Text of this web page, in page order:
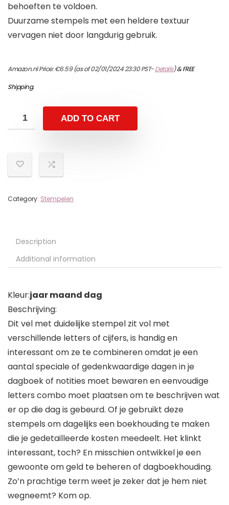
behoeften te voldoen.
Duurzame stempels met een heldere textuur
vervagen niet door langdurig gebruik.
Amazon.nl Price:€6.59(as of 02/01/2024 23:30 PST-Details)&FREE
Shipping.
ADD TO CART
Category: Stempelen
Description
Additional information
Kleur:jaar maand dag
Beschrijving:
Dit vel met duidelijke stempel zit vol met
verschillende letters of cijfers, is handig en
interessant om ze te combineren omdat je een
aantal speciale of gedenkwaardige dagen in je
dagboek of notities moet bewaren en eenvoudige
letters combo moet plaatsen om te beschrijven wat
er op die dag is gebeurd. Of je gebruikt deze
stempels om dagelijks een boekhouding te maken
die je gedetailleerde kosten meedeelt. Het klinkt
interessant, toch? En misschien ontwikkel je een
gewoonte om geld te beheren of dagboekhouding.
Zo’n prachtige term weet je zeker dat je hem niet
wegneemt? Kom op.